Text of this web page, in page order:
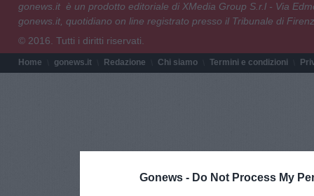
Gonews - Do Not Process My
gonews.it è un prodotto editoriale di XMedia Group S.r.l - Via
gonews.it, quotidiano on line registrato presso il Tribunale di
© 2016. Tutti i diritti riservati.
Home gonews.it Redazione Chi siamo Termini e condizioni